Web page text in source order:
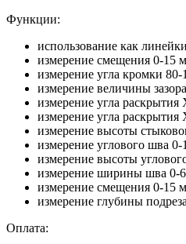
Функции:
использование как
измерение смещения 0-15
измерение угла кромки 80-
измерение величины
измерение угла раскрытия
измерение угла раскрытия
измерение высоты
измерение углового шва
измерение высоты
измерение ширины шва 0-
измерение смещения 0-15
измерение глубины
Оплата: